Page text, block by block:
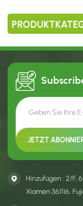
Hinzufügen : 2/F,
Xiamen 361116,